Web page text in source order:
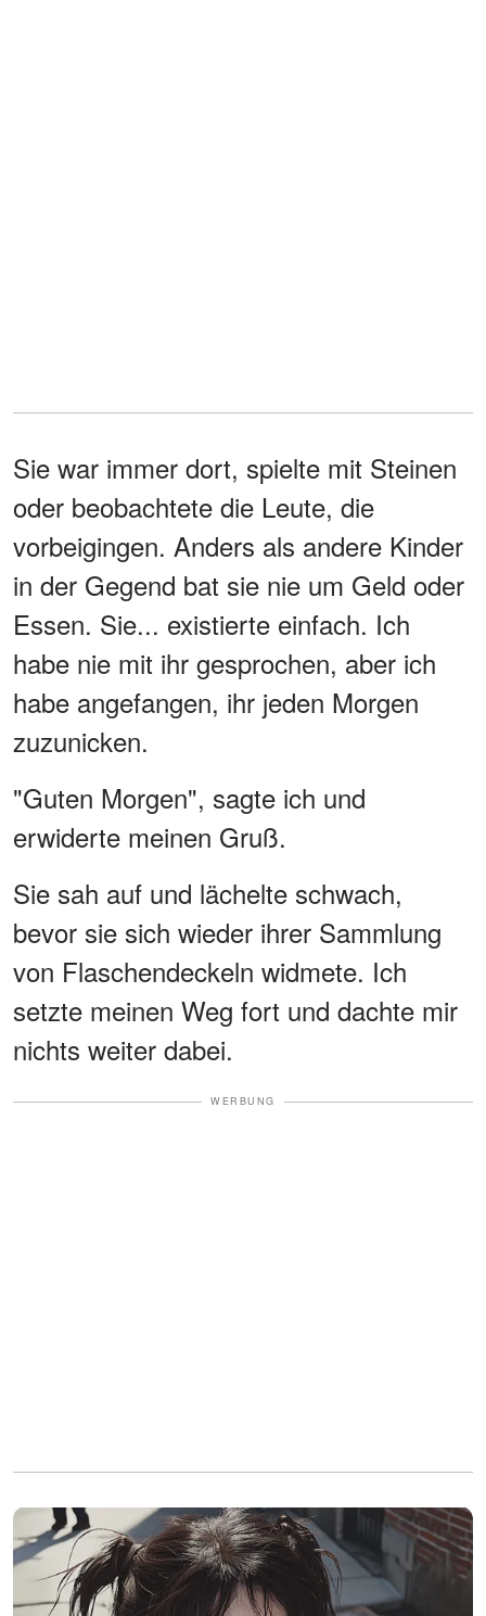
Sie war immer dort, spielte mit Steinen
oder beobachtete die Leute, die
vorbeigingen. Anders als andere Kinder
in der Gegend bat sie nie um Geld oder
Essen. Sie... existierte einfach. Ich
habe nie mit ihr gesprochen, aber ich
habe angefangen, ihr jeden Morgen
zuzunicken.
"Guten Morgen", sagte ich und
erwiderte meinen Gruß.
Sie sah auf und lächelte schwach,
bevor sie sich wieder ihrer Sammlung
von Flaschendeckeln widmete. Ich
setzte meinen Weg fort und dachte mir
nichts weiter dabei.
WERBUNG